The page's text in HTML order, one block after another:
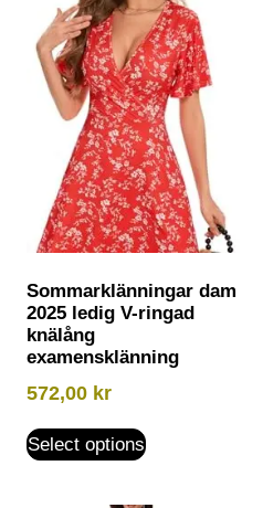
Sommarklänningar dam
2025 ledig V-ringad
knälång
examensklänning
572,00 kr
Select options